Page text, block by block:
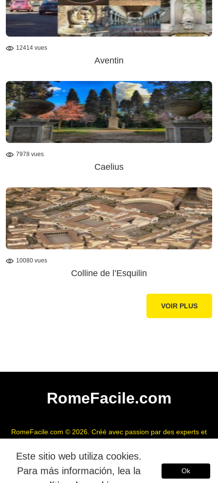
12414 vues
Aventin
7978 vues
Caelius
10080 vues
Colline de l’Esquilin
VOIR PLUS
RomeFacile.com
Este sitio web utiliza cookies.
Para más información, lea la
Ok
RomeFacile.com © 2026. Créé avec passion par des experts et
Deutsch
Polski